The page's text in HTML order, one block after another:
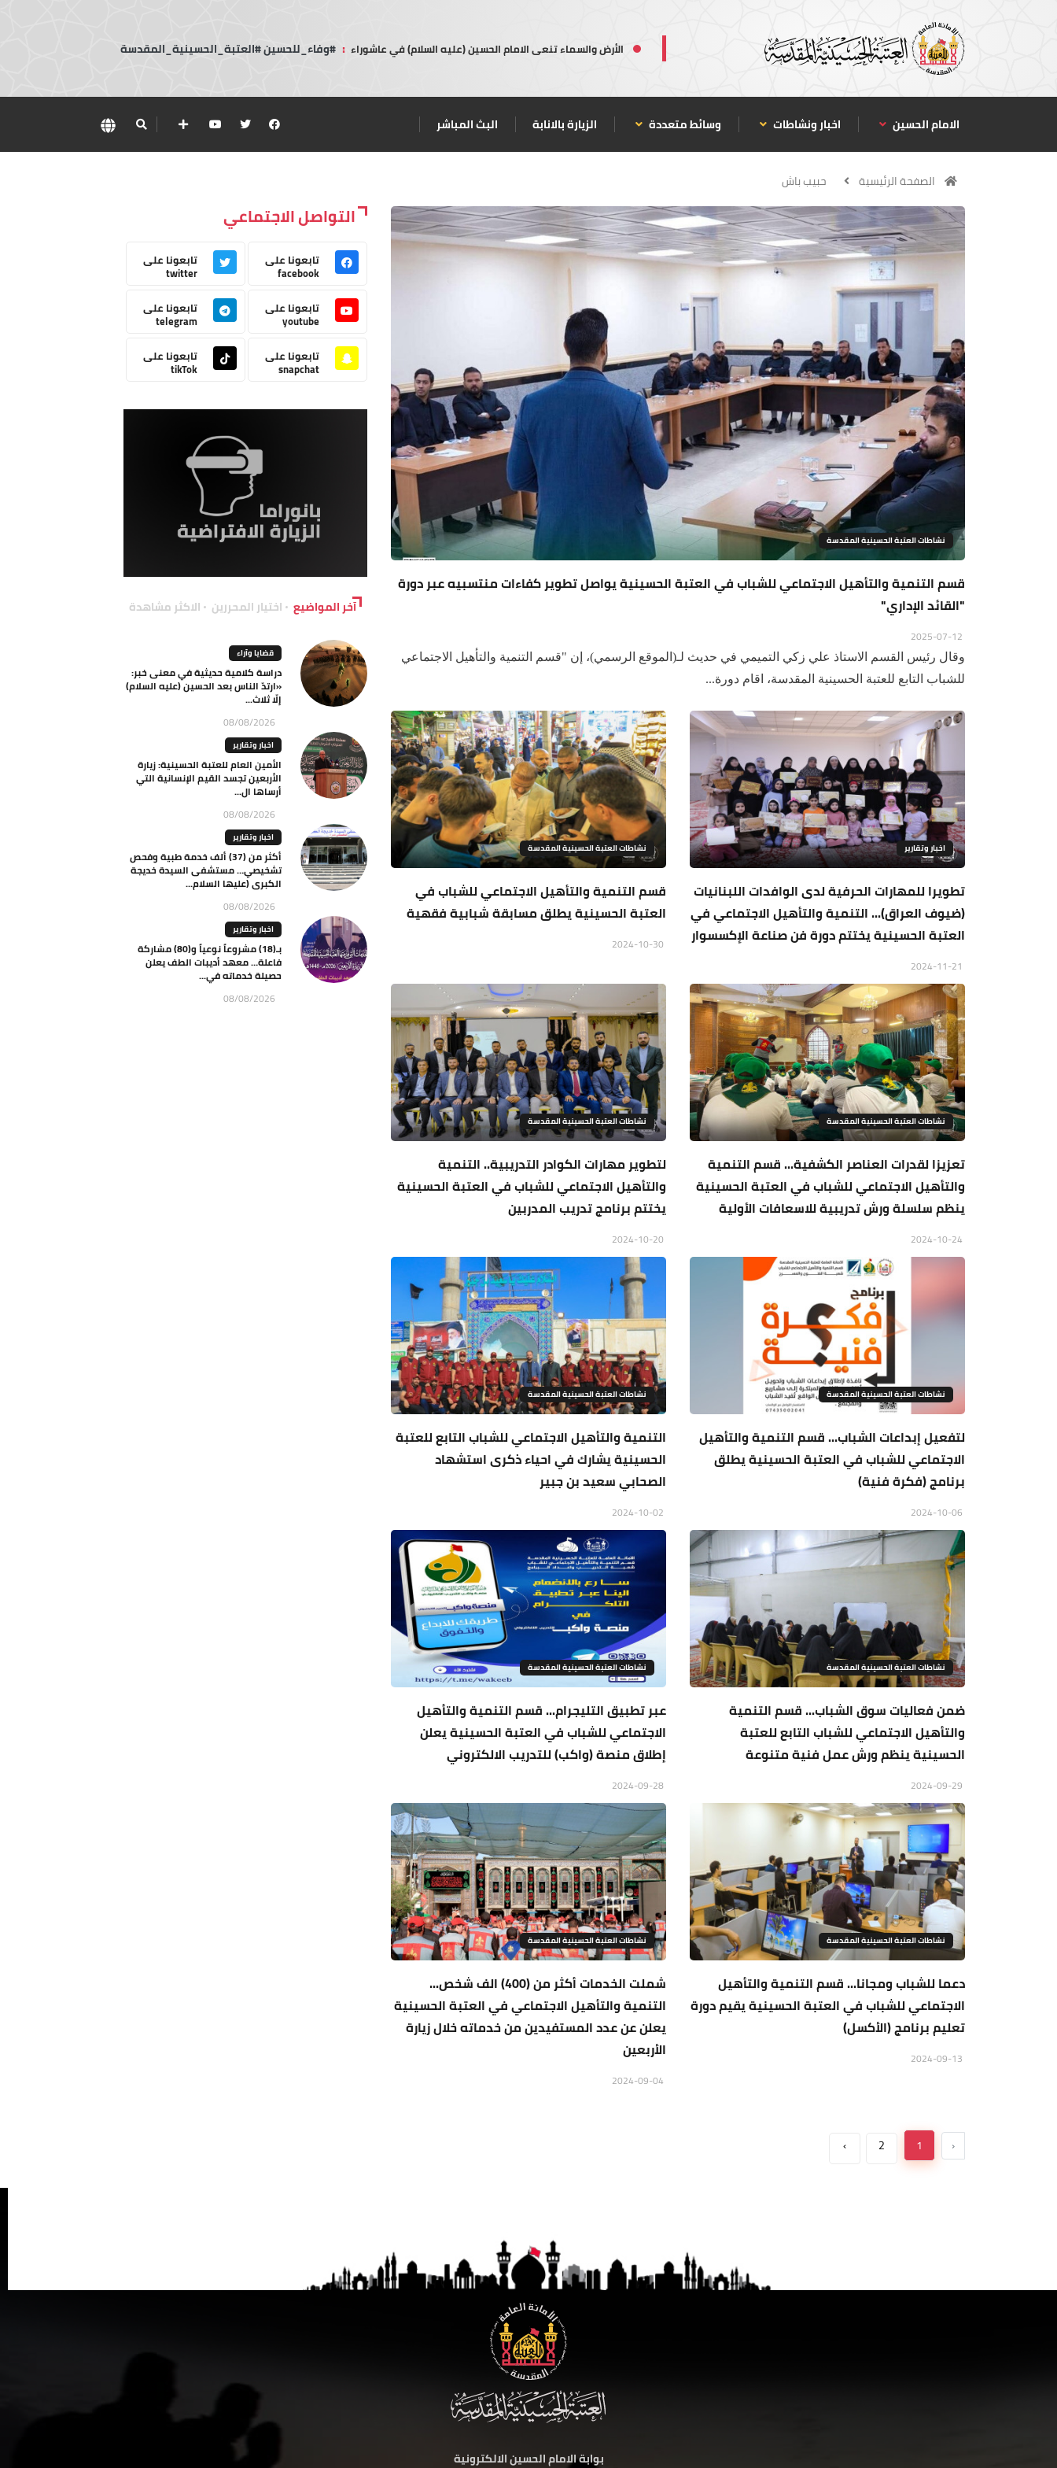
الأرض والسماء تنعى الامام الحسين (عليه السلام) في عاشوراء : #وفاء_للحسين #العتبة_الحسينية_المقدسة
الامام الحسين اخبار ونشاطات وسائط متعددة الزيارة بالانابة البث المباشر
الصفحة الرئيسية حبيب باش
نشاطات العتبة الحسينية المقدسة
قسم التنمية والتأهيل الاجتماعي للشباب في العتبة الحسينية يواصل تطوير كفاءات منتسبيه عبر دورة
"القائد الإداري"
وقال رئيس القسم الاستاذ علي زكي التميمي في حديث لـ(الموقع الرسمي)، إن "قسم التنمية والتأهيل الاجتماعي
للشباب التابع للعتبة الحسينية المقدسة، اقام دورة...
اخبار وتقارير
تطويرا للمهارات الحرفية لدى الوافدات اللبنانيات
(ضيوف العراق)... التنمية والتأهيل الاجتماعي في
العتبة الحسينية يختتم دورة فن صناعة الإكسسوار
نشاطات العتبة الحسينية المقدسة
قسم التنمية والتأهيل الاجتماعي للشباب في
العتبة الحسينية يطلق مسابقة شبابية فقهية
نشاطات العتبة الحسينية المقدسة
تعزيزا لقدرات العناصر الكشفية... قسم التنمية
والتأهيل الاجتماعي للشباب في العتبة الحسينية
ينظم سلسلة ورش تدريبية للاسعافات الأولية
نشاطات العتبة الحسينية المقدسة
لتطوير مهارات الكوادر التدريبية.. التنمية
والتأهيل الاجتماعي للشباب في العتبة الحسينية
يختتم برنامج تدريب المدربين
نشاطات العتبة الحسينية المقدسة
لتفعيل إبداعات الشباب... قسم التنمية والتأهيل
الاجتماعي للشباب في العتبة الحسينية يطلق
برنامج (فكرة فنية)
نشاطات العتبة الحسينية المقدسة
التنمية والتأهيل الاجتماعي للشباب التابع للعتبة
الحسينية يشارك في احياء ذكرى استشهاد
الصحابي سعيد بن جبير
نشاطات العتبة الحسينية المقدسة
ضمن فعاليات سوق الشباب... قسم التنمية
والتأهيل الاجتماعي للشباب التابع للعتبة
الحسينية ينظم ورش عمل فنية متنوعة
نشاطات العتبة الحسينية المقدسة
عبر تطبيق التليجرام... قسم التنمية والتأهيل
الاجتماعي للشباب في العتبة الحسينية يعلن
إطلاق منصة (واكب) للتدريب الالكتروني
نشاطات العتبة الحسينية المقدسة
دعما للشباب ومجانا... قسم التنمية والتأهيل
الاجتماعي للشباب في العتبة الحسينية يقيم دورة
تعليم برنامج (الأكسل)
نشاطات العتبة الحسينية المقدسة
شملت الخدمات أكثر من (400) الف شخص...
التنمية والتأهيل الاجتماعي في العتبة الحسينية
يعلن عن عدد المستفيدين من خدماته خلال زيارة
الأربعين
‹
1
2
›
التواصل الاجتماعي
تابعونا على
facebook
تابعونا على
twitter
تابعونا على
youtube
تابعونا على
telegram
تابعونا على
snapchat
تابعونا على
tikTok
آخر المواضيع اختيار المحررين الاكثر مشاهدة
قضايا وآراء
دراسة كلامية حديثية في معنى خبر:
«ارتدّ الناس بعد الحسين (عليه السلام)
إلّا ثلاث...
08/08/2026
اخبار وتقارير
الأمين العام للعتبة الحسينية: زيارة
الأربعين تجسد القيم الإنسانية التي
أرساها ال...
08/08/2026
اخبار وتقارير
أكثر من (37) ألف خدمة طبية وفحص
تشخيصي… مستشفى السيدة خديجة
الكبرى (عليها السلام...
08/08/2026
اخبار وتقارير
بـ(18) مشروعاً نوعياً و(80) مشاركة
فاعلة… معهد أديبات الطف يعلن
حصيلة خدماته في...
08/08/2026
بوابة الامام الحسين الالكترونية